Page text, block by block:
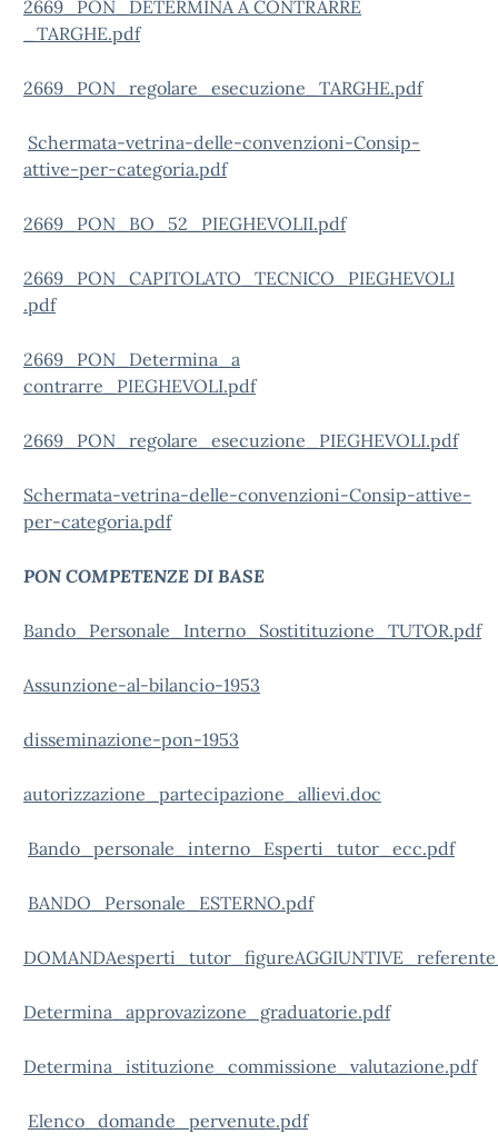
2669_PON_DETERMINA A CONTRARRE
_TARGHE.pdf
2669_PON_regolare_esecuzione_TARGHE.pdf
Schermata-vetrina-delle-convenzioni-Consip-
attive-per-categoria.pdf
2669_PON_BO_52_PIEGHEVOLII.pdf
2669_PON_CAPITOLATO_TECNICO_PIEGHEVOLI
.pdf
2669_PON_Determina_a
contrarre_PIEGHEVOLI.pdf
2669_PON_regolare_esecuzione_PIEGHEVOLI.pdf
Schermata-vetrina-delle-convenzioni-Consip-attive-
per-categoria.pdf
PON COMPETENZE DI BASE
Bando_Personale_Interno_Sostitituzione_TUTOR.pdf
Assunzione-al-bilancio-1953
disseminazione-pon-1953
autorizzazione_partecipazione_allievi.doc
Bando_personale_interno_Esperti_tutor_ecc.pdf
BANDO_Personale_ESTERNO.pdf
Determina_approvazizone_graduatorie.pdf
Determina_istituzione_commissione_valutazione.pdf
Elenco_domande_pervenute.pdf